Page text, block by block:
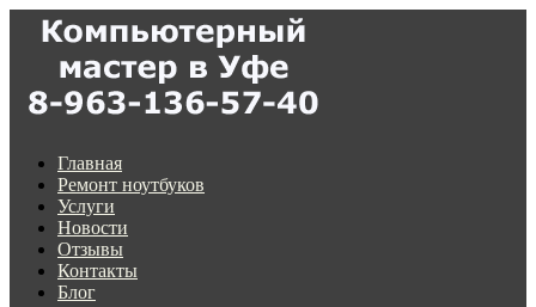
Главная
Ремонт ноутбуков
Услуги
Новости
Отзывы
Контакты
Блог